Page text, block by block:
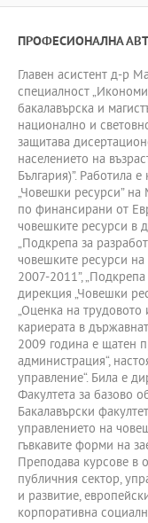
ПРОФЕСИОНАЛНА
Главен асистент д-р
специалност
бакалавърска и
национално и
защитава
населението на
България)”. Работила
„Човешки ресурси”
по финансирани от
човешките ресурси в
„Подкрепа за
човешките ресурси
2007-2011”,
дирекция „Човешки
„Оценка на трудовото
кариерата в
2009 година е щатен
администрация“,
управление“. Била е
Факултета за базово
Бакалавърски
управлението на
гъвкавите форми на
Преподава курсове в
публичния сектор,
и развитие,
корпоративна